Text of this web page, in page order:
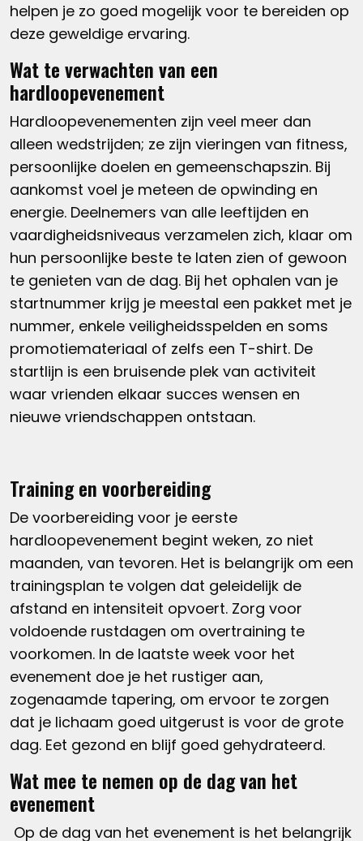
helpen je zo goed mogelijk voor te bereiden op
deze geweldige ervaring.
Wat te verwachten van een
hardloopevenement
Hardloopevenementen zijn veel meer dan
alleen wedstrijden; ze zijn vieringen van fitness,
persoonlijke doelen en gemeenschapszin. Bij
aankomst voel je meteen de opwinding en
energie. Deelnemers van alle leeftijden en
vaardigheidsniveaus verzamelen zich, klaar om
hun persoonlijke beste te laten zien of gewoon
te genieten van de dag. Bij het ophalen van je
startnummer krijg je meestal een pakket met je
nummer, enkele veiligheidsspelden en soms
promotiemateriaal of zelfs een T-shirt. De
startlijn is een bruisende plek van activiteit
waar vrienden elkaar succes wensen en
nieuwe vriendschappen ontstaan.
Training en voorbereiding
De voorbereiding voor je eerste
hardloopevenement begint weken, zo niet
maanden, van tevoren. Het is belangrijk om een
trainingsplan te volgen dat geleidelijk de
afstand en intensiteit opvoert. Zorg voor
voldoende rustdagen om overtraining te
voorkomen. In de laatste week voor het
evenement doe je het rustiger aan,
zogenaamde tapering, om ervoor te zorgen
dat je lichaam goed uitgerust is voor de grote
dag. Eet gezond en blijf goed gehydrateerd.
Wat mee te nemen op de dag van het
evenement
Op de dag van het evenement is het belangrijk